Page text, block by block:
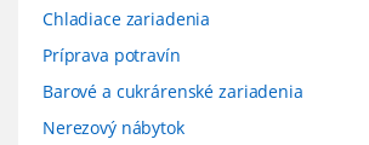
Chladiace zariadenia
Príprava potravín
Barové a cukrárenské zariadenia
Nerezový nábytok